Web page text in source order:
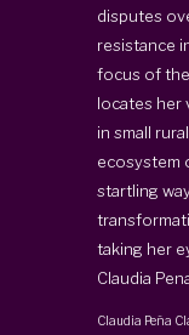
disputes
resistance
focus of
locates her
in small
ecosystem
startling
taking her
Claudia Pena
Claudia Peña